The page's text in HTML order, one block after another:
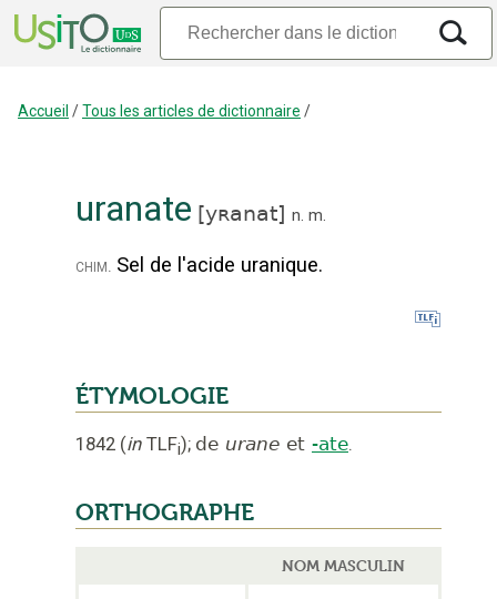
Accueil /Tous les articles de dictionnaire /
uranate [yʀanat] n. m.
chim. Sel de l'acide uranique.
ÉTYMOLOGIE
1842 (in TLFi); de urane et -ate.
ORTHOGRAPHE
NOM MASCULIN